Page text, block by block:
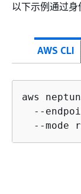
以下示例通过身
AWS CLI
aws
--
--mode